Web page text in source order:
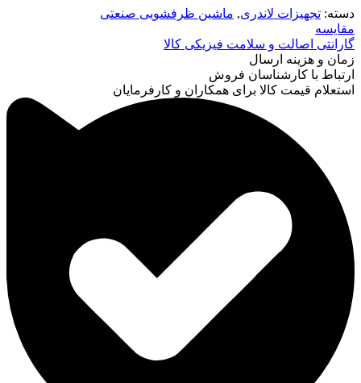
دسته: تجهیزات لاندری, ماشین ظرفشویی صنعتی
مقایسه
گارانتی اصالت و سلامت فیزیکی کالا
زمان و هزینه ارسال
ارتباط با کارشناسان فروش
استعلام قیمت کالا برای همکاران و کارفرمایان